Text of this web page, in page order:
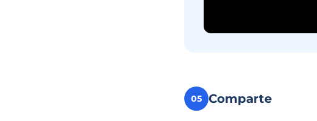
05 Comparte